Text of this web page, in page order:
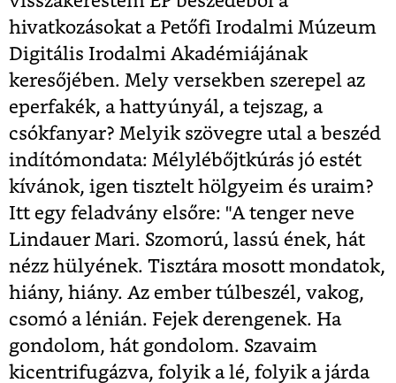
hivatkozásokat a Petőfi Irodalmi Múzeum
Digitális Irodalmi Akadémiájának
keresőjében. Mely versekben szerepel az
eperfakék, a hattyúnyál, a tejszag, a
csókfanyar? Melyik szövegre utal a beszéd
indítómondata: Mélylébőjtkúrás jó estét
kívánok, igen tisztelt hölgyeim és uraim?
Itt egy feladvány elsőre: "A tenger neve
Lindauer Mari. Szomorú, lassú ének, hát
nézz hülyének. Tisztára mosott mondatok,
hiány, hiány. Az ember túlbeszél, vakog,
csomó a lénián. Fejek derengenek. Ha
gondolom, hát gondolom. Szavaim
kicentrifugázva, folyik a lé, folyik a járda